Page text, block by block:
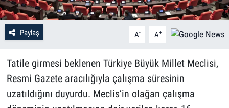
Paylaş A- A+
Tatile girmesi beklenen Türkiye Büyük Millet Meclisi,
Resmi Gazete aracılığıyla çalışma süresinin
uzatıldığını duyurdu. Meclis’in olağan çalışma